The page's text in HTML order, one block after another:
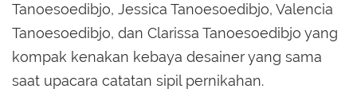
Tanoesoedibjo, Jessica Tanoesoedibjo, Valencia
Tanoesoedibjo, dan Clarissa Tanoesoedibjo yang
kompak kenakan kebaya desainer yang sama
saat upacara catatan sipil pernikahan.